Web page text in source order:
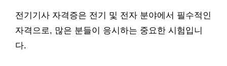
전기기사 자격증은 전기 및 전자 분야에서 필수적인
자격으로, 많은 분들이 응시하는 중요한 시험입니
다.